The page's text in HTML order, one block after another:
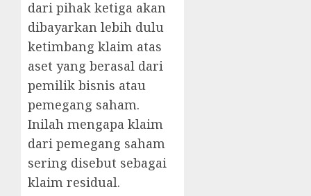
dari pihak ketiga akan
dibayarkan lebih dulu
ketimbang klaim atas
aset yang berasal dari
pemilik bisnis atau
pemegang saham.
Inilah mengapa klaim
dari pemegang saham
sering disebut sebagai
klaim residual.